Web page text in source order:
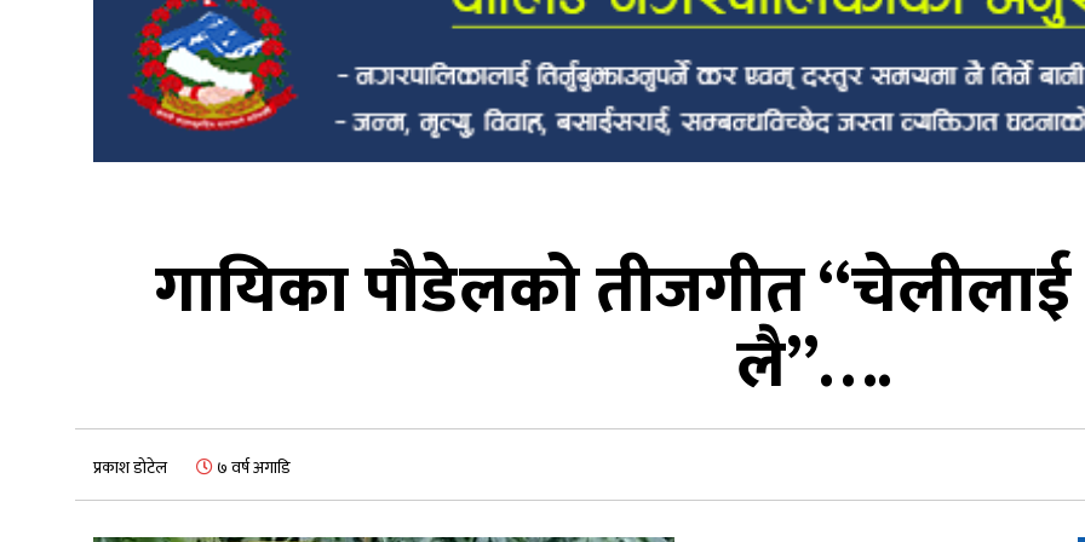
गायिका पौडेलको तीजगीत “चेलीलाई
लै”….
प्रकाश डोटेल ७ वर्ष अगाडि